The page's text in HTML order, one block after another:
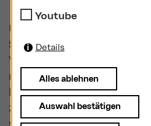
Um am praktischen
Sachkundeprüfung zum
Versicherungsfachmann
muss man den
bestanden haben und
zwei Jahren nach dem
schriftlichen
Youtube
Details
Alles ablehnen
Auswahl bestätigen